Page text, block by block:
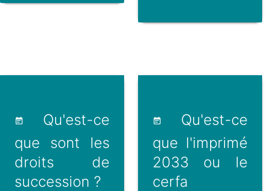
Qu'est-ce
que sont les
droits de
succession ?
Qu'est-ce
que l'imprimé
2033 ou le
cerfa